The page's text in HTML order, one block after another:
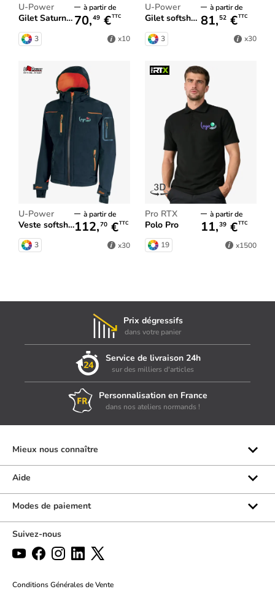
U-Power
Gilet Saturn homme
à partir de
70,49 €TTC
3 x10
U-Power
Gilet softshell Universe homme
à partir de
81,52 €TTC
3 x30
U-Power
Veste softshell Space homme
à partir de
112,70 €TTC
3 x30
Pro RTX
Polo Pro
à partir de
11,39 €TTC
19 x1500
Prix dégressifs
dans votre panier
Service de livraison 24h
sur des milliers d'articles
Personnalisation en France
dans nos ateliers normands !
Mieux nous connaître
Qui sommes-nous ?
Les marques
Aide
Rubrique d'aide
Formulaire de contact
Par chat
Politique des retours
Modes de paiement
Suivez-nous
Conditions Générales de Vente